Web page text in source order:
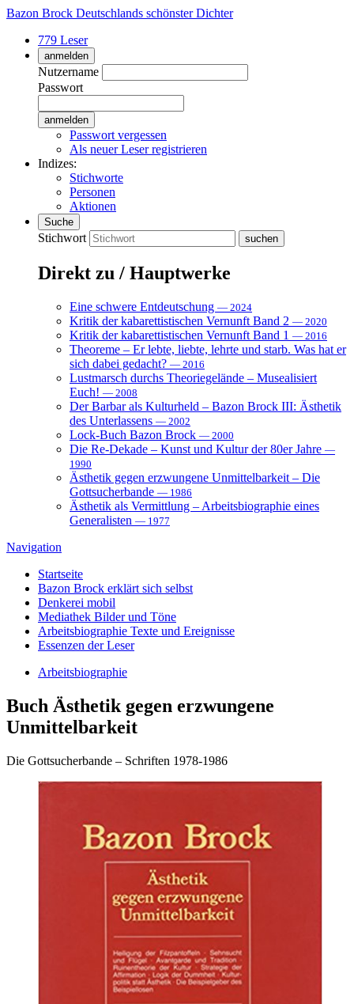
Bazon Brock Deutschlands schönster Dichter
779 Leser
anmelden
Nutzername
Passwort
Passwort vergessen
Als neuer Leser registrieren
Indizes:
Stichworte
Personen
Aktionen
Suche
Stichwort
Direkt zu / Hauptwerke
Eine schwere Entdeutschung — 2024
Kritik der kabarettistischen Vernunft Band 2 — 2020
Kritik der kabarettistischen Vernunft Band 1 — 2016
Theoreme – Er lebte, liebte, lehrte und starb. Was hat er
sich dabei gedacht? — 2016
Lustmarsch durchs Theoriegelände – Musealisiert
Euch! — 2008
Der Barbar als Kulturheld – Bazon Brock III: Ästhetik
des Unterlassens — 2002
Lock-Buch Bazon Brock — 2000
Die Re-Dekade – Kunst und Kultur der 80er Jahre —
1990
Ästhetik gegen erzwungene Unmittelbarkeit – Die
Gottsucherbande — 1986
Ästhetik als Vermittlung – Arbeitsbiographie eines
Generalisten — 1977
Navigation
Startseite
Bazon Brock erklärt sich selbst
Denkerei mobil
Mediathek Bilder und Töne
Arbeitsbiographie Texte und Ereignisse
Essenzen der Leser
Arbeitsbiographie
Buch Ästhetik gegen erzwungene
Unmittelbarkeit
Die Gottsucherbande – Schriften 1978-1986